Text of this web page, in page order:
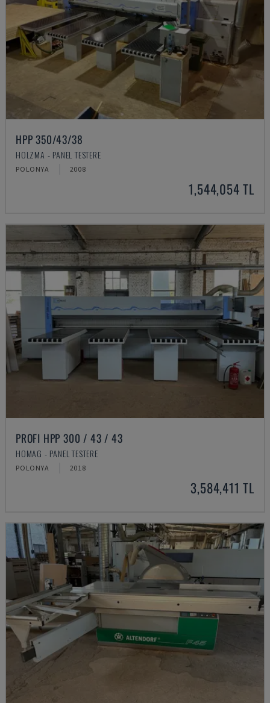
HPP 350/43/38
HOLZMA - PANEL TESTERE
POLONYA 2008
1,544,054 TL
PROFI HPP 300 / 43 / 43
HOMAG - PANEL TESTERE
POLONYA 2018
3,584,411 TL